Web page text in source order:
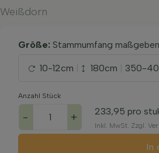
Weißdorn
Größe: Stammumfang
10-12cm 180cm 350-
Anzahl Stück
- + 233,95 pro
Inkl. MwSt. Zzgl.
In